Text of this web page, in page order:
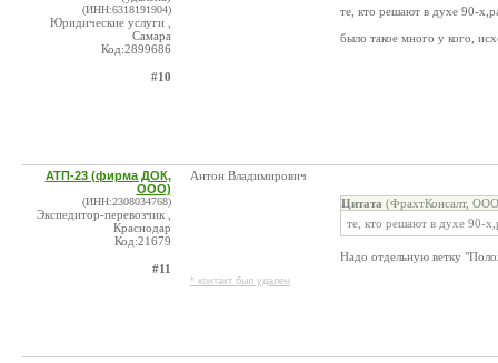
(ИНН:6318191904)
Юридические услуги ,
Самара
Код:2899686
#10
те, кто решают в духе 90-
было такое много у кого,
АТП-23 (фирма ДОК,
ООО)
(ИНН:2308034768)
Экспедитор-перевозчик ,
Краснодар
Код:21679
#11
Антон Владимирович
* контакт был удален
Цитата (ФрахтКонсалт,
те, кто решают в духе 90-
Надо отдельную ветку